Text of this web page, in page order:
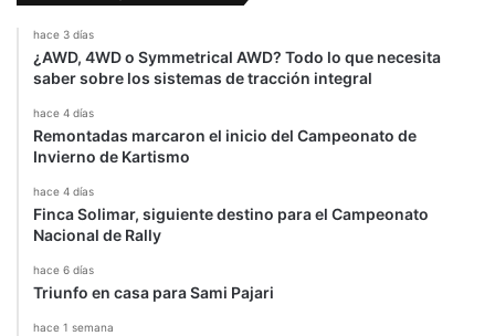
hace 3 días
¿AWD, 4WD o Symmetrical AWD? Todo lo que necesita
saber sobre los sistemas de tracción integral
hace 4 días
Remontadas marcaron el inicio del Campeonato de
Invierno de Kartismo
hace 4 días
Finca Solimar, siguiente destino para el Campeonato
Nacional de Rally
hace 6 días
Triunfo en casa para Sami Pajari
hace 1 semana